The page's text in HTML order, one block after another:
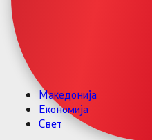
Македонија
Економија
Свет